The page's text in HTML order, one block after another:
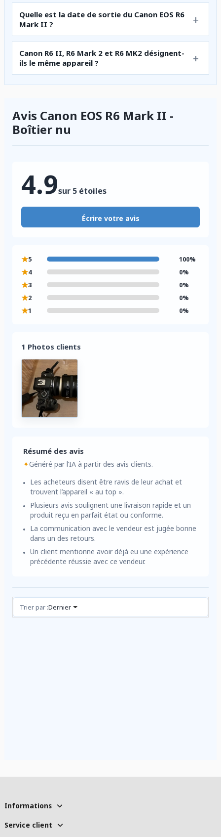
Quelle est la date de sortie du Canon EOS R6
Mark II ?
Canon R6 II, R6 Mark 2 et R6 MK2 désignent-
ils le même appareil ?
Avis Canon EOS R6 Mark II -
Boîtier nu
4.9sur 5 étoiles
Écrire votre avis
★5 100%
★4 0%
★3 0%
★2 0%
★1 0%
1 Photos clients
Résumé des avis
✦Généré par l’IA à partir des avis clients.
Les acheteurs disent être ravis de leur achat et
trouvent l’appareil « au top ».
Plusieurs avis soulignent une livraison rapide et un
produit reçu en parfait état ou conforme.
La communication avec le vendeur est jugée bonne
dans un des retours.
Un client mentionne avoir déjà eu une expérience
précédente réussie avec ce vendeur.
Avis (3)
Trier par :Dernier
Informations
Service client